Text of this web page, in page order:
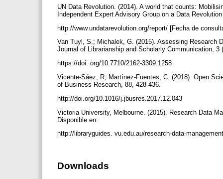
UN Data Revolution. (2014). A world that counts:
Independent Expert Advisory Group on a Data
http://www.undatarevolution.org/report/ [Fecha de
Van Tuyl, S.; Michalek, G. (2015). Assessing Research
Journal of Librarianship and Scholarly Communication, 3
https://doi. org/10.7710/2162-3309.1258
Vicente-Sáez, R; Martínez-Fuentes, C. (2018). Open
of Business Research, 88, 428-436.
http://doi.org/10.1016/j.jbusres.2017.12.043
Victoria University, Melbourne. (2015). Research Data
Disponible en:
http://libraryguides. vu.edu.au/research-data-
Downloads